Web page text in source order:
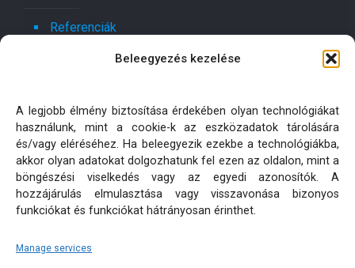
Beleegyezés kezelése
A legjobb élmény biztosítása érdekében olyan technológiákat
használunk, mint a cookie-k az eszközadatok tárolására
és/vagy eléréséhez. Ha beleegyezik ezekbe a technológiákba,
akkor olyan adatokat dolgozhatunk fel ezen az oldalon, mint a
böngészési viselkedés vagy az egyedi azonosítók. A
hozzájárulás elmulasztása vagy visszavonása bizonyos
funkciókat és funkciókat hátrányosan érinthet.
Manage services
Referenciák
Ajánlatot kérek!
Oldaltérkép
Adatkezelési tájékoztatók